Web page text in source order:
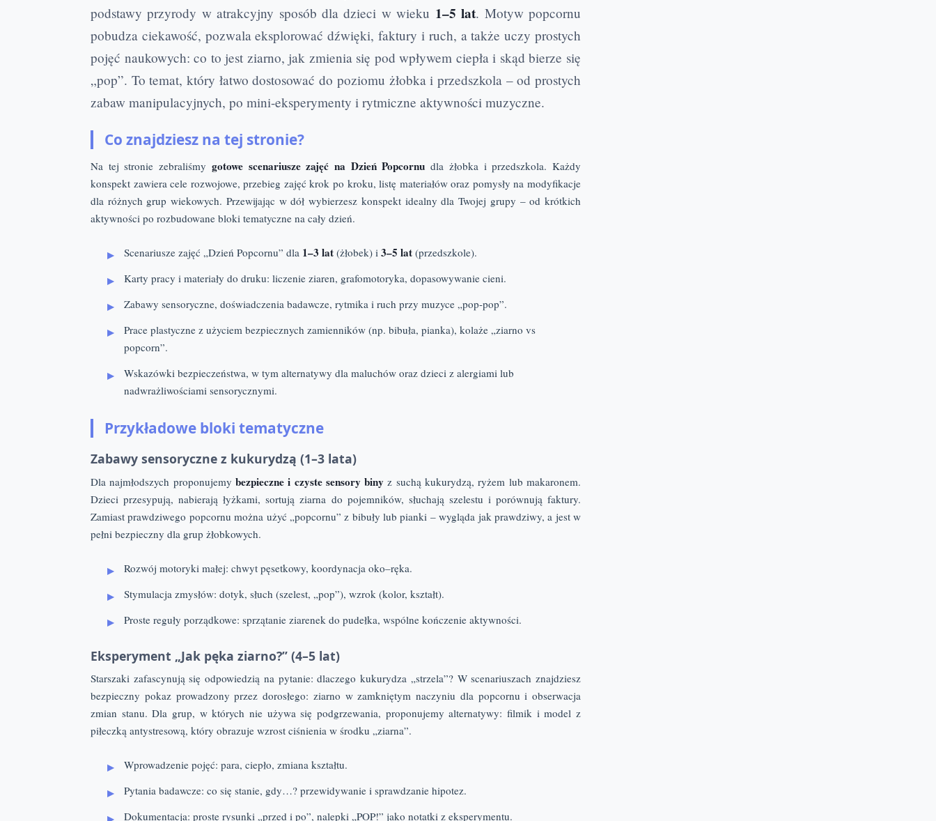
podstawy przyrody w atrakcyjny sposób dla dzieci w wieku 1–5 lat. Motyw popcornu
pobudza ciekawość, pozwala eksplorować dźwięki, faktury i ruch, a także uczy prostych
pojęć naukowych: co to jest ziarno, jak zmienia się pod wpływem ciepła i skąd bierze się
„pop”. To temat, który łatwo dostosować do poziomu żłobka i przedszkola – od prostych
zabaw manipulacyjnych, po mini-eksperymenty i rytmiczne aktywności muzyczne.
Co znajdziesz na tej stronie?
Na tej stronie zebraliśmy gotowe scenariusze zajęć na Dzień Popcornu dla żłobka i przedszkola. Każdy
konspekt zawiera cele rozwojowe, przebieg zajęć krok po kroku, listę materiałów oraz pomysły na modyfikacje
dla różnych grup wiekowych. Przewijając w dół wybierzesz konspekt idealny dla Twojej grupy – od krótkich
aktywności po rozbudowane bloki tematyczne na cały dzień.
Scenariusze zajęć „Dzień Popcornu” dla 1–3 lat (żłobek) i 3–5 lat (przedszkole).
Karty pracy i materiały do druku: liczenie ziaren, grafomotoryka, dopasowywanie cieni.
Zabawy sensoryczne, doświadczenia badawcze, rytmika i ruch przy muzyce „pop-pop”.
Prace plastyczne z użyciem bezpiecznych zamienników (np. bibuła, pianka), kolaże „ziarno vs
popcorn”.
Wskazówki bezpieczeństwa, w tym alternatywy dla maluchów oraz dzieci z alergiami lub
nadwrażliwościami sensorycznymi.
Przykładowe bloki tematyczne
Zabawy sensoryczne z kukurydzą (1–3 lata)
Dla najmłodszych proponujemy bezpieczne i czyste sensory biny z suchą kukurydzą, ryżem lub makaronem.
Dzieci przesypują, nabierają łyżkami, sortują ziarna do pojemników, słuchają szelestu i porównują faktury.
Zamiast prawdziwego popcornu można użyć „popcornu” z bibuły lub pianki – wygląda jak prawdziwy, a jest w
pełni bezpieczny dla grup żłobkowych.
Rozwój motoryki małej: chwyt pęsetkowy, koordynacja oko–ręka.
Stymulacja zmysłów: dotyk, słuch (szelest, „pop”), wzrok (kolor, kształt).
Proste reguły porządkowe: sprzątanie ziarenek do pudełka, wspólne kończenie aktywności.
Eksperyment „Jak pęka ziarno?” (4–5 lat)
Starszaki zafascynują się odpowiedzią na pytanie: dlaczego kukurydza „strzela”? W scenariuszach znajdziesz
bezpieczny pokaz prowadzony przez dorosłego: ziarno w zamkniętym naczyniu dla popcornu i obserwacja
zmian stanu. Dla grup, w których nie używa się podgrzewania, proponujemy alternatywy: filmik i model z
piłeczką antystresową, który obrazuje wzrost ciśnienia w środku „ziarna”.
Wprowadzenie pojęć: para, ciepło, zmiana kształtu.
Pytania badawcze: co się stanie, gdy…? przewidywanie i sprawdzanie hipotez.
Dokumentacja: proste rysunki „przed i po”, nalepki „POP!” jako notatki z eksperymentu.